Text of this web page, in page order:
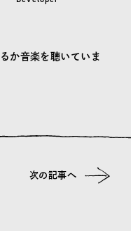
か音楽を聴いていま
次の記事へ